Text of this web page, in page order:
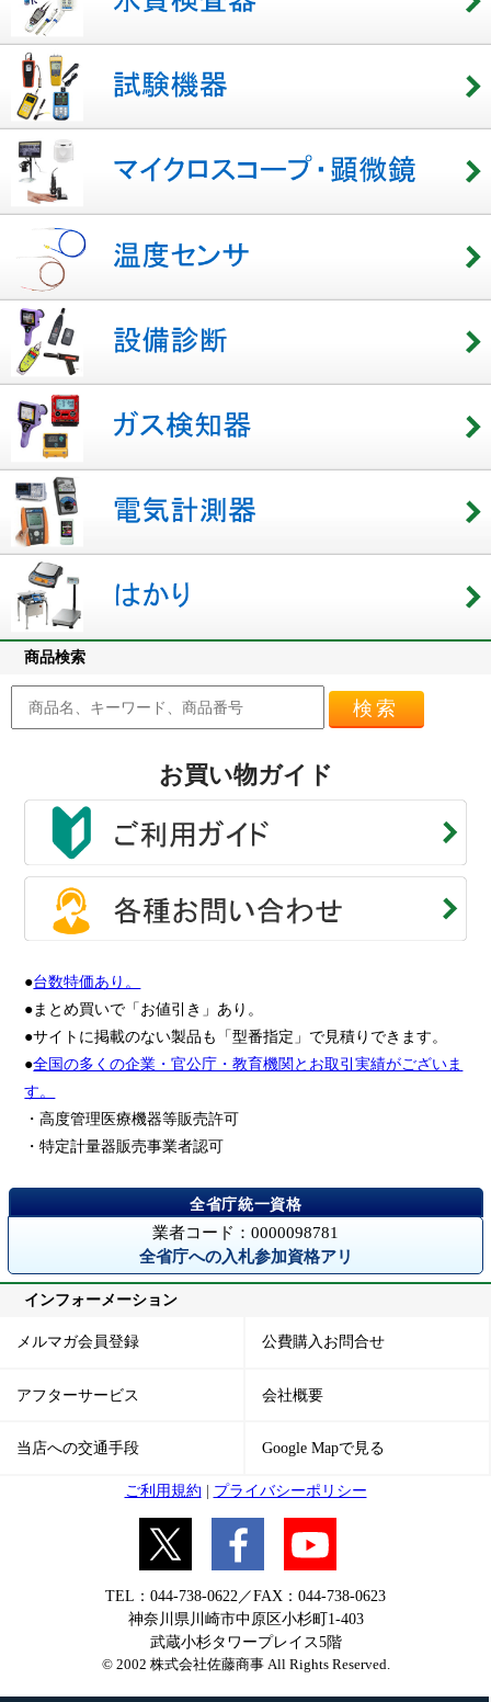
商品検索
検索
お買い物ガイド
●台数特価あり。
●まとめ買いで「お値引き」あり。
●サイトに掲載のない製品も「型番指定」で見積りできます。
●全国の多くの企業・官公庁・教育機関とお取引実績がございま
す。
・高度管理医療機器等販売許可
・特定計量器販売事業者認可
業者コード：0000098781
全省庁への入札参加資格アリ
インフォーメーション
メルマガ会員登録 公費購入お問合せ
アフターサービス 会社概要
当店への交通手段 Google Mapで見る
ご利用規約 | プライバシーポリシー
TEL：044-738-0622／FAX：044-738-0623
神奈川県川崎市中原区小杉町1-403
武蔵小杉タワープレイス5階
© 2002 株式会社佐藤商事 All Rights Reserved.